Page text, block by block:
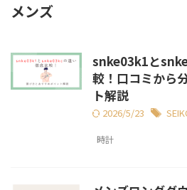
メンズ
snke03k1と
較！口コミから
ト解説
2026/5/23
時計